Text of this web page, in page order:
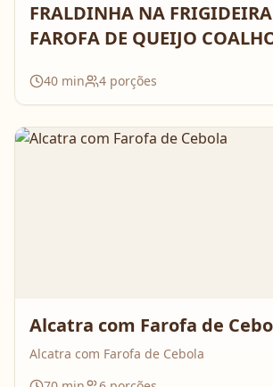
FRALDINHA NA
FAROFA DE QUEIJO
40 min 4 porções
Alcatra com Farofa de
Alcatra com Farofa de Cebola